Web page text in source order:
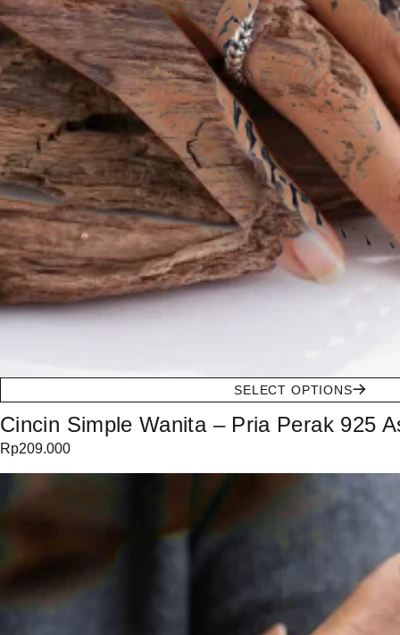
SELECT OPTIONS
Cincin Simple Wanita – Pria Perak 925
Rp209.000